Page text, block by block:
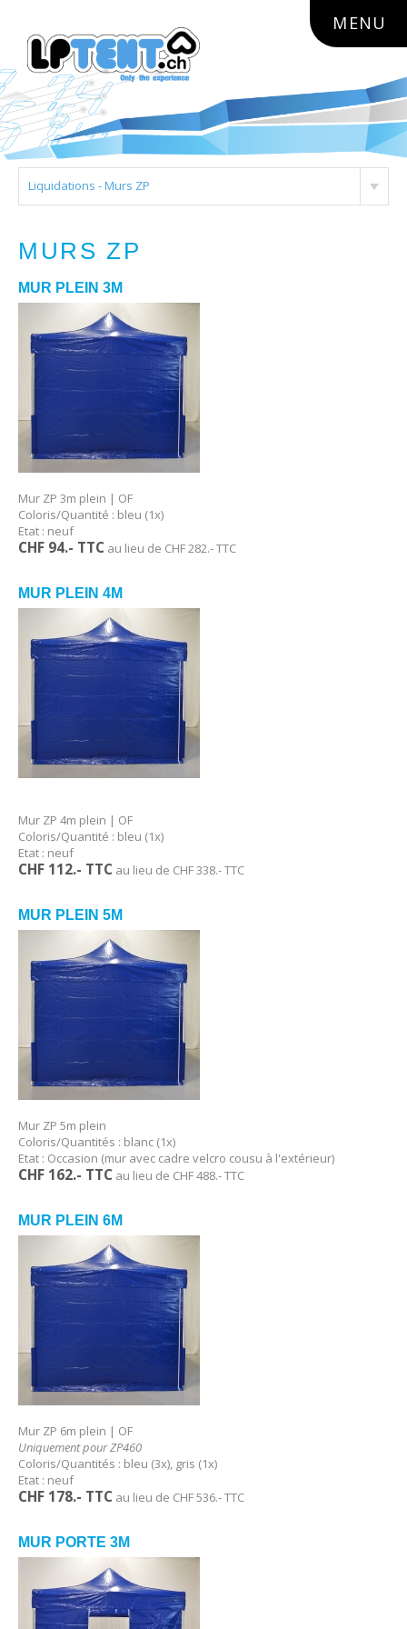
MENU
Liquidations - Murs ZP
MURS ZP
MUR PLEIN 3M
Mur ZP 3m plein | OF
Coloris/Quantité : bleu (1x)
Etat : neuf
CHF 94.- TTC au lieu de CHF 282.- TTC
MUR PLEIN 4M
Mur ZP 4m plein | OF
Coloris/Quantité : bleu (1x)
Etat : neuf
CHF 112.- TTC au lieu de CHF 338.- TTC
MUR PLEIN 5M
Mur ZP 5m plein
Coloris/Quantités : blanc (1x)
Etat : Occasion (mur avec cadre velcro cousu à l'extérieur)
CHF 162.- TTC au lieu de CHF 488.- TTC
MUR PLEIN 6M
Mur ZP 6m plein | OF
Uniquement pour ZP460
Coloris/Quantités : bleu (3x), gris (1x)
Etat : neuf
CHF 178.- TTC au lieu de CHF 536.- TTC
MUR PORTE 3M